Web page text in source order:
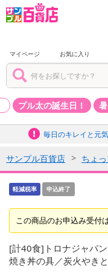
マイページ お気に入り
プル太の誕生日！
毎日のキレイと元
サンプル百貨店 ちょ
軽減税率 申込終了
この商品のお申込み受付
[計40食]トロナジャパ
焼き丼の具／炭火やき